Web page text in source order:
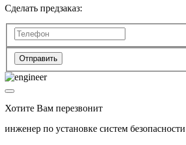
Сделать предзаказ:
Отправить
Хотите Вам перезвонит
инженер по установке систем безопасности